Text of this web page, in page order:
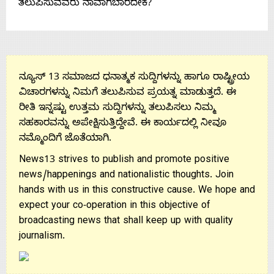
Us
ತಲುಪಿಸುವವರು ನಾವಾಗಬಾರದೇಕೆ?
ನ್ಯೂಸ್ 13 ಸಮಾಜದ ಧನಾತ್ಮಕ ಸುದ್ದಿಗಳನ್ನು ಹಾಗೂ ರಾಷ್ಟ್ರೀಯ
ವಿಚಾರಗಳನ್ನು ನಿಮಗೆ ತಲುಪಿಸುವ ಪ್ರಯತ್ನ ಮಾಡುತ್ತದೆ. ಈ
ರೀತಿ ಇನ್ನಷ್ಟು ಉತ್ತಮ ಸುದ್ದಿಗಳನ್ನು ತಲುಪಿಸಲು ನಿಮ್ಮ
ಸಹಕಾರವನ್ನು ಅಪೇಕ್ಷಿಸುತ್ತಿದ್ದೇವೆ. ಈ ಕಾರ್ಯದಲ್ಲಿ ನೀವೂ
ನಮ್ಮೊಂದಿಗೆ ಜೊತೆಯಾಗಿ.
News13 strives to publish and promote positive
news/happenings and nationalistic thoughts. Join
hands with us in this constructive cause. We hope and
expect your co-operation in this objective of
broadcasting news that shall keep up with quality
journalism.